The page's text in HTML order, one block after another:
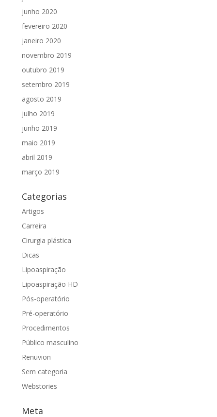
junho 2020
fevereiro 2020
janeiro 2020
novembro 2019
outubro 2019
setembro 2019
agosto 2019
julho 2019
junho 2019
maio 2019
abril 2019
março 2019
Categorias
Artigos
Carreira
Cirurgia plástica
Dicas
Lipoaspiração
Lipoaspiração HD
Pós-operatório
Pré-operatório
Procedimentos
Público masculino
Renuvion
Sem categoria
Webstories
Meta